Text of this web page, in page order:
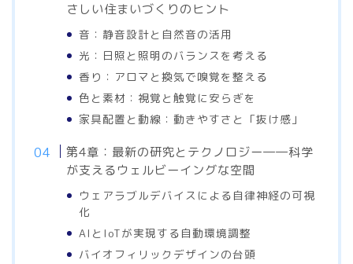
さしい住まいづくりのヒント
音：静音設計と自然音の活用
光：日照と照明のバランスを考える
香り：アロマと換気で嗅覚を整える
色と素材：視覚と触覚に安らぎを
家具配置と動線：動きやすさと「抜け感」
第4章：最新の研究とテクノロジー――科学
が支えるウェルビーイングな空間
ウェアラブルデバイスによる自律神経の可視
化
AIとIoTが実現する自動環境調整
バイオフィリックデザインの台頭